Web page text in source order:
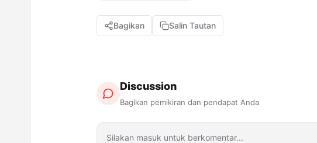
Bagikan Salin Tautan
Discussion
Bagikan pemikiran dan pendapat Anda